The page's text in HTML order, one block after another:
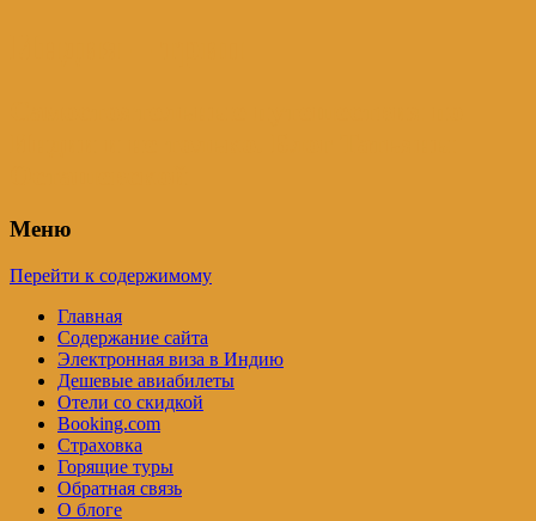
Меню
Перейти к содержимому
Главная
Содержание сайта
Электронная виза в Индию
Дешевые авиабилеты
Отели со скидкой
Booking.com
Страховка
Горящие туры
Обратная связь
О блоге